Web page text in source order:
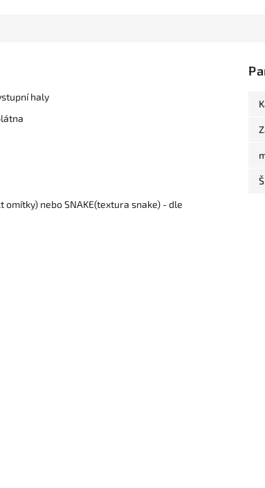
haly
omítky) nebo SNAKE(textura snake) - dle